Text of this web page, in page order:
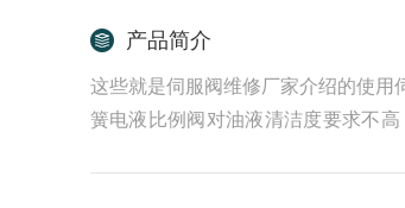
产品简介
这些就是伺服阀维修厂家介绍的使
簧电液比例阀对油液清洁度要求不